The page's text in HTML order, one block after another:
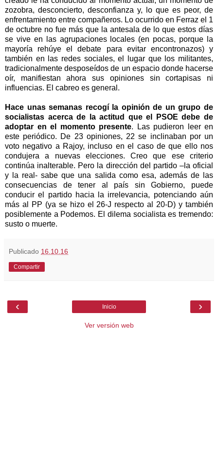
zozobra, desconcierto, desconfianza y, lo que es peor, de
enfrentamiento entre compañeros. Lo ocurrido en Ferraz el 1
de octubre no fue más que la antesala de lo que estos días
se vive en las agrupaciones locales (en pocas, porque la
mayoría rehúye el debate para evitar encontronazos) y
también en las redes sociales, el lugar que los militantes,
tradicionalmente desposeídos de un espacio donde hacerse
oír, manifiestan ahora sus opiniones sin cortapisas ni
influencias. El cabreo es general.
Hace unas semanas recogí la opinión de un grupo de
socialistas acerca de la actitud que el PSOE debe de
adoptar en el momento presente. Las pudieron leer en
este periódico. De 23 opiniones, 22 se inclinaban por un
voto negativo a Rajoy, incluso en el caso de que ello nos
condujera a nuevas elecciones. Creo que ese criterio
continúa inalterable. Pero la dirección del partido –la oficial
y la real- sabe que una salida como esa, además de las
consecuencias de tener al país sin Gobierno, puede
conducir el partido hacia la irrelevancia, potenciando aún
más al PP (ya se hizo el 26-J respecto al 20-D) y también
posiblemente a Podemos. El dilema socialista es tremendo:
susto o muerte.
Publicado 16.10.16
Compartir
‹ ›
Inicio
Ver versión web